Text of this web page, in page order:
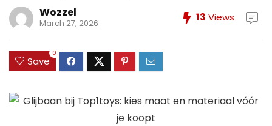
Wozzel
March 27, 2026 13 Views
Save
0